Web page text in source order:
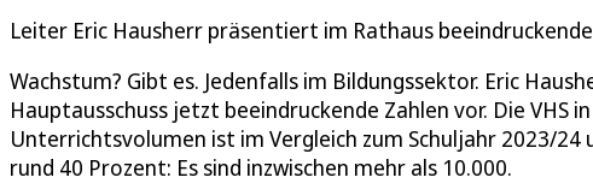
Leiter Eric Hausherr präsentiert im Rathaus
Wachstum? Gibt es. Jedenfalls im Bildungssektor. Eric
Hauptausschuss jetzt beeindruckende Zahlen vor. Die
Unterrichtsvolumen ist im Vergleich zum Schuljahr 2023/
rund 40 Prozent: Es sind inzwischen mehr als 10.000.